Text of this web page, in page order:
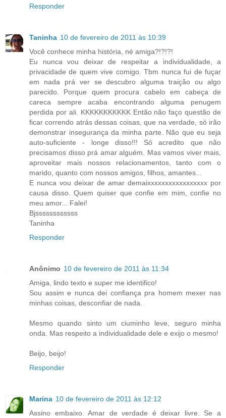
Responder
Taninha 10 de fevereiro de 2011 às 10:39
Você conhece minha história, né amiga?!?!?!
Eu nunca vou deixar de respeitar a individualidade, a
privacidade de quem vive comigo. Tbm nunca fui de fuçar
em nada prá ver se descubro alguma traição ou algo
parecido. Porque quem procura cabelo em cabeça de
careca sempre acaba encontrando alguma penugem
perdida por ali. KKKKKKKKKKK Então não faço questão de
ficar correndo atrás dessas coisas, que na verdade, só irão
demonstrar insegurança da minha parte. Não que eu seja
auto-suficiente - longe disso!!! Só acredito que não
precisamos disso prá amar alguém. Mas vamos viver mais,
aproveitar mais nossos relacionamentos, tanto com o
marido, quanto com nossos amigos, filhos, amantes...
E nunca vou deixar de amar demaixxxxxxxxxxxxxxxxx por
causa disso. Quem quiser que confie em mim, confie no
meu amor... Falei!
Bjssssssssssss
Taninha
Responder
Anônimo 10 de fevereiro de 2011 às 11:34
Amiga, lindo texto e super me identifico!
Sou assim e nunca dei confiança pra homem mexer nas
minhas coisas, desconfiar de nada.
Mesmo quando sinto um ciuminho leve, seguro minha
onda. Mas respeito a individualidade dele e exijo o mesmo!
Beijo, beijo!
Responder
Marina 10 de fevereiro de 2011 às 12:12
Assino embaixo. Amar de verdade é deixar livre. Se a